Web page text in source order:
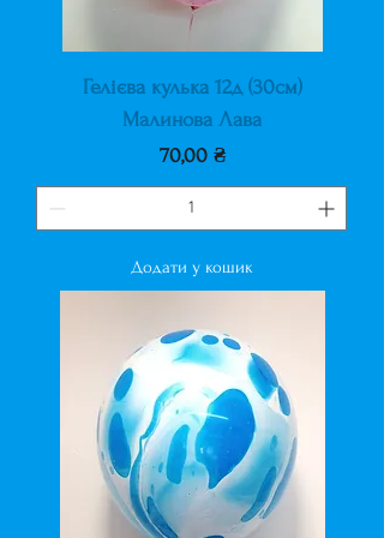
Гелієва кулька 12д (30см)
Малинова Лава
Ціна
70,00 ₴
Додати у кошик